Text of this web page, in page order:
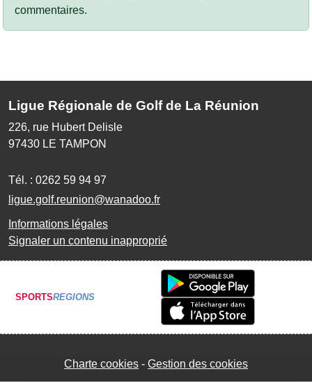
commentaires.
Ligue Régionale de Golf de La Réunion
226, rue Hubert Delisle
97430 LE TAMPON
Tél. : 0262 59 94 97
ligue.golf.reunion@wanadoo.fr
Informations légales
Signaler un contenu inapproprié
SPORTSREGIONS
Charte cookies Gestion des cookies